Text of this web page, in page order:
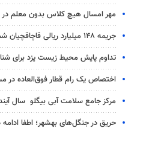
مهر امسال هیچ کلاس بدون معلم
جریمه ۱۴۸ میلیارد ریالی قاچاقچیان شمش نقره در شبستر
تداوم پایش‌ محیط زیست یزد برای
اختصاص یک رام قطار فوق‌العاده در
مرکز جامع سلامت آبی بیگلو سال
حریق در جنگل‌های بهشهر؛ اطفا ادامه